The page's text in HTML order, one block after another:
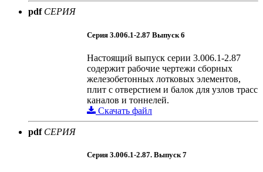
pdf СЕРИЯ
Серия 3.006.1-2.87 Выпуск 6
Настоящий выпуск серии 3.006.1-2.87
содержит рабочие чертежи сборных
железобетонных лотковых элементов,
плит с отверстием и балок для узлов трасс
каналов и тоннелей.
Скачать файл
pdf СЕРИЯ
Серия 3.006.1-2.87. Выпуск 7